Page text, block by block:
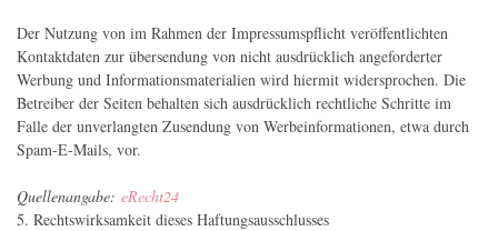
Der Nutzung von im Rahmen der Impressumspflicht veröffentlichten
Kontaktdaten zur übersendung von nicht ausdrücklich angeforderter
Werbung und Informationsmaterialien wird hiermit widersprochen. Die
Betreiber der Seiten behalten sich ausdrücklich rechtliche Schritte im
Falle der unverlangten Zusendung von Werbeinformationen, etwa durch
Spam-E-Mails, vor.
Quellenangabe: eRecht24
5. Rechtswirksamkeit dieses Haftungsausschlusses